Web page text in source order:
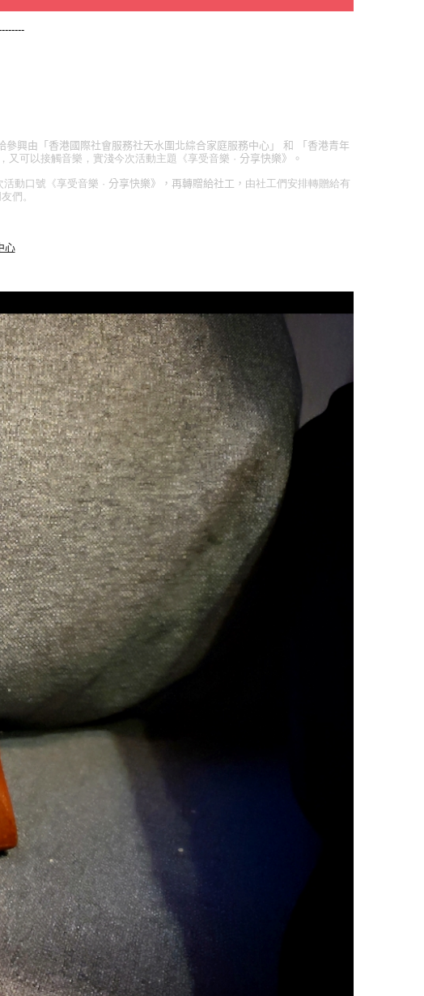
參興由「 香港國際社會服務社天水圍北綜合家庭服務中心 」 和 「 香港青年
又可以接觸音樂，實淺今次活動主題《享受音樂 · 分享快樂》。
動口號《享受音樂 · 分享快樂》，再轉贈給社工， 由社工們安排轉贈給有
們。
心